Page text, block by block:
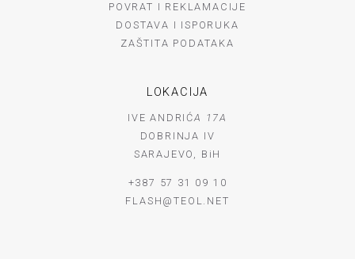
POVRAT I REKLAMACIJE
DOSTAVA I ISPORUKA
ZAŠTITA PODATAKA
LOKACIJA
IVE ANDRIĆA 17A
DOBRINJA IV
SARAJEVO, BiH
+387 57 31 09 10
FLASH@TEOL.NET